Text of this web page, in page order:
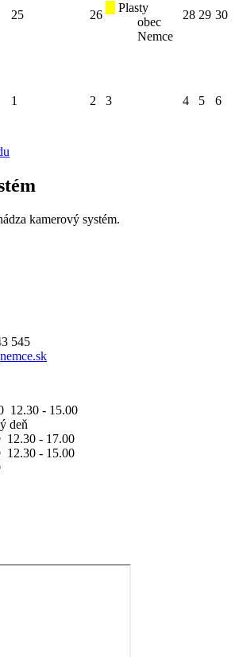
25 26
Plasty
obec
Nemce
28 29 30
1 2 3 4 5 6
kamerový systém.
545
12.30 - 15.00
deň
12.30 - 17.00
12.30 - 15.00